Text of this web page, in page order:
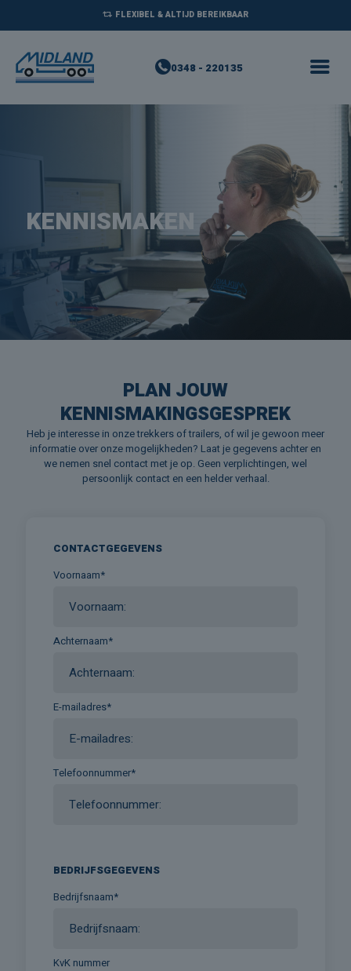
FLEXIBEL & ALTIJD BEREIKBAAR
0348 - 220135
KENNISMAKEN
PLAN JOUW
KENNISMAKINGSGESPREK
Heb je interesse in onze trekkers of trailers, of wil je gewoon meer
informatie over onze mogelijkheden? Laat je gegevens achter en
we nemen snel contact met je op. Geen verplichtingen, wel
persoonlijk contact en een helder verhaal.
CONTACTGEGEVENS
Voornaam*
Achternaam*
E-mailadres*
Telefoonnummer*
BEDRIJFSGEGEVENS
Bedrijfsnaam*
KvK nummer